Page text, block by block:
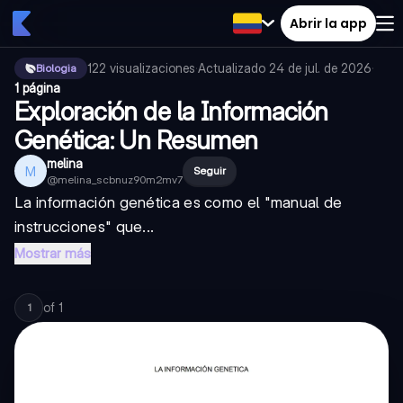
Abrir la app
Biologia 122 visualizaciones·Actualizado 24 de jul. de 2026·
1 página
Exploración de la Información
Genética: Un Resumen
M melina
@melina_scbnuz90m2mv7
Seguir
La información genética es como el "manual de
instrucciones" que...
Mostrar más
1 of 1